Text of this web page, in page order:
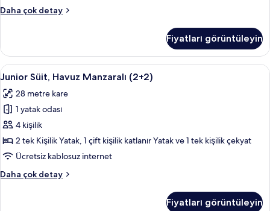
görün
Daha çok detay
Junior
(2+1)
hakkında
daha
detay
Fiyatları görüntüleyin
Junior
Süit,
Havuz
Manzaralı
(2+2)
için
tüm
görün
13
Junior Süit, Havuz Manzaralı (2+2)
28 metre kare
1 yatak odası
4 kişilik
2 tek Kişilik Yatak, 1 çift kişilik katlanır Yatak ve 1 tek kişilik çekyat
Ücretsiz kablosuz internet
Daha çok detay
Junior
Fiyatları görüntüleyin